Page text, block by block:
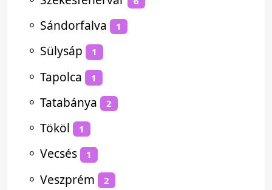
⚬ Sándorfalva 1
⚬ Sülysáp 1
⚬ Tapolca 1
⚬ Tatabánya 2
⚬ Tököl 1
⚬ Vecsés 1
⚬ Veszprém 2